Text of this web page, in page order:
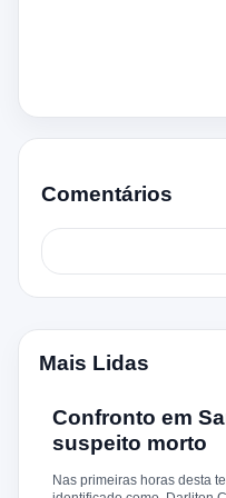
Comentários
Mais Lidas
Confronto em
suspeito morto
Nas primeiras horas desta